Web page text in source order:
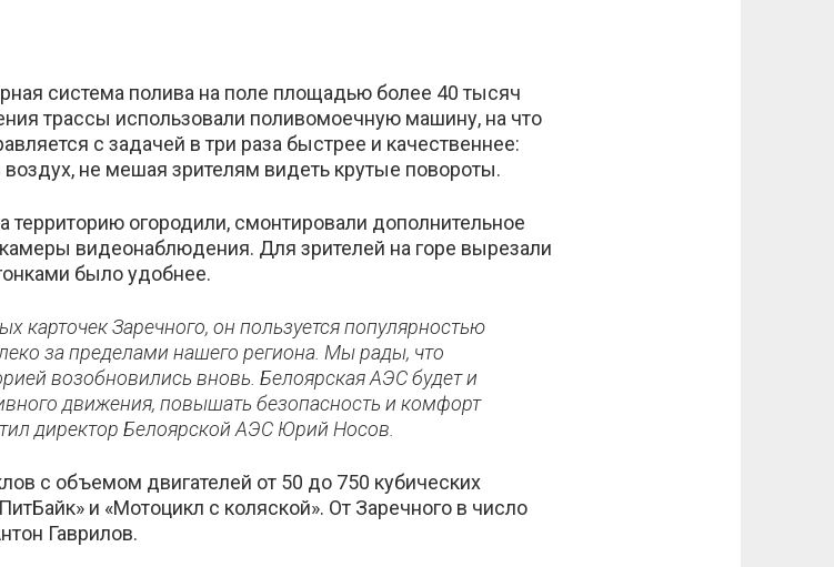
система полива на поле площадью более 40 тысяч
трассы использовали поливомоечную машину, на что
с задачей в три раза быстрее и качественнее:
не мешая зрителям видеть крутые повороты.
территорию огородили, смонтировали дополнительное
видеонаблюдения. Для зрителей на горе вырезали
было удобнее.
карточек Заречного, он пользуется популярностью
за пределами нашего региона. Мы рады, что
возобновились вновь. Белоярская АЭС будет и
движения, повышать безопасность и комфорт
директор Белоярской АЭС Юрий Носов.
с объемом двигателей от 50 до 750 кубических
и «Мотоцикл с коляской». От Заречного в число
Гаврилов.